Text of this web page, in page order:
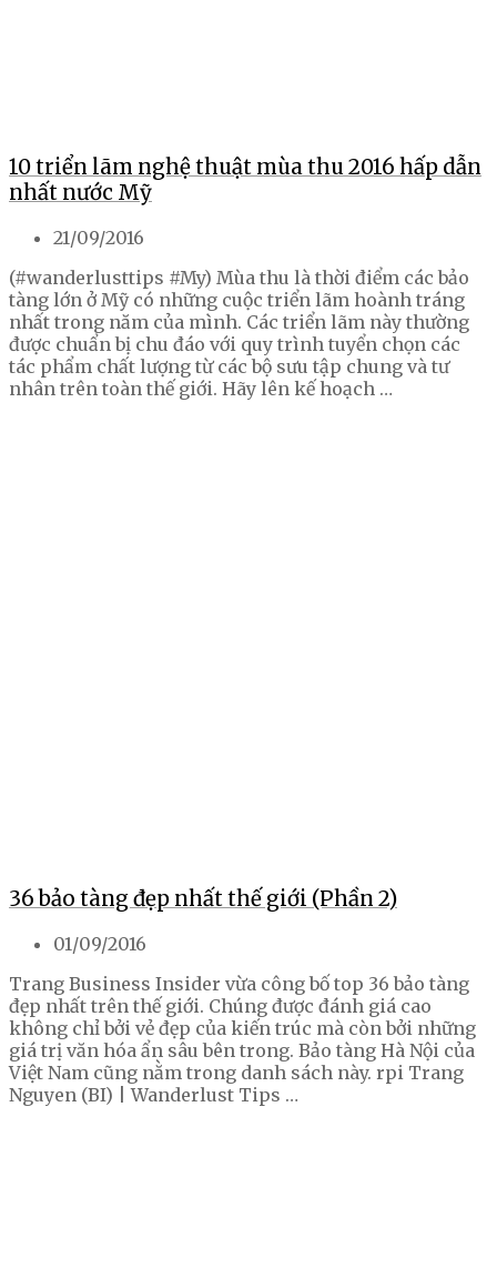
10 triển lãm nghệ thuật mùa thu 2016 hấp dẫn
nhất nước Mỹ
21/09/2016
(#wanderlusttips #My) Mùa thu là thời điểm các bảo
tàng lớn ở Mỹ có những cuộc triển lãm hoành tráng
nhất trong năm của mình. Các triển lãm này thường
được chuẩn bị chu đáo với quy trình tuyển chọn các
tác phẩm chất lượng từ các bộ sưu tập chung và tư
nhân trên toàn thế giới. Hãy lên kế hoạch …
36 bảo tàng đẹp nhất thế giới (Phần 2)
01/09/2016
Trang Business Insider vừa công bố top 36 bảo tàng
đẹp nhất trên thế giới. Chúng được đánh giá cao
không chỉ bởi vẻ đẹp của kiến trúc mà còn bởi những
giá trị văn hóa ẩn sâu bên trong. Bảo tàng Hà Nội của
Việt Nam cũng nằm trong danh sách này. rpi Trang
Nguyen (BI) | Wanderlust Tips …